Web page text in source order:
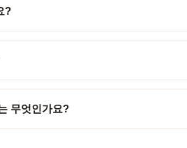
?
무엇인가요?